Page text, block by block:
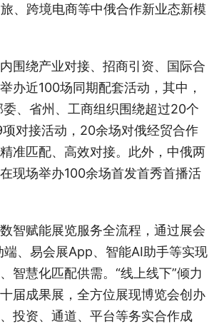
、跨境电商等中俄合作新业态新模
围绕产业对接、招商引资、国际合
办近100场同期配套活动，其中，
、省州、工商组织围绕超过20个
对接活动，20余场对俄经贸合作
准匹配、高效对接。此外，中俄两
现场举办100余场首发首秀首播活
智赋能展览服务全流程，通过展会
端、易会展App、智能AI助手等实现
智慧化匹配供需。“线上线下”倾力
届成果展，全方位展现博览会创办
投资、通道、平台等务实合作成